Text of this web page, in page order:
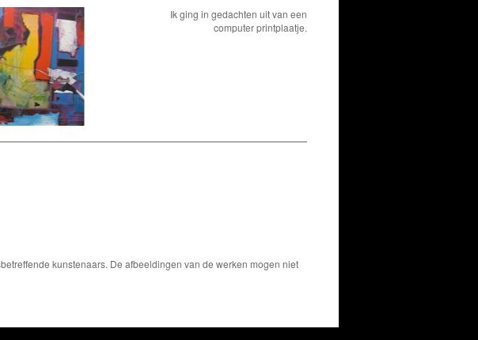
Ik ging in gedachten uit van een
computer printplaatje.
kunstenaars. De afbeeldingen van de werken mogen niet